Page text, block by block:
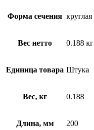
Форма сечения круглая
Вес нетто 0.188 кг
Единица товара Штука
Вес, кг 0.188
Длина, мм 200